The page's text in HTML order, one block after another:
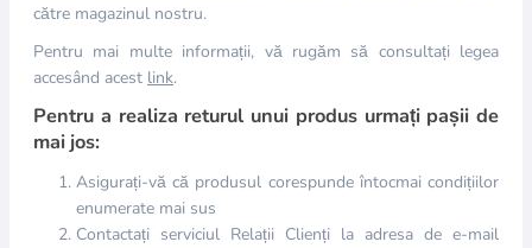
către magazinul nostru.
Pentru mai multe informații, vă rugăm să consultați legea
accesând acest link.
Pentru a realiza returul unui produs urmați pașii de
mai jos:
Asigurați-vă că produsul corespunde întocmai condițiilor
enumerate mai sus
Contactați serviciul Relații Clienți la adresa de e-mail